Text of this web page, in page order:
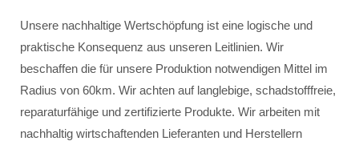
Unsere nachhaltige Wertschöpfung ist eine logische und
praktische Konsequenz aus unseren Leitlinien. Wir
beschaffen die für unsere Produktion notwendigen Mittel im
Radius von 60km. Wir achten auf langlebige, schadstofffreie,
reparaturfähige und zertifizierte Produkte. Wir arbeiten mit
nachhaltig wirtschaftenden Lieferanten und Herstellern